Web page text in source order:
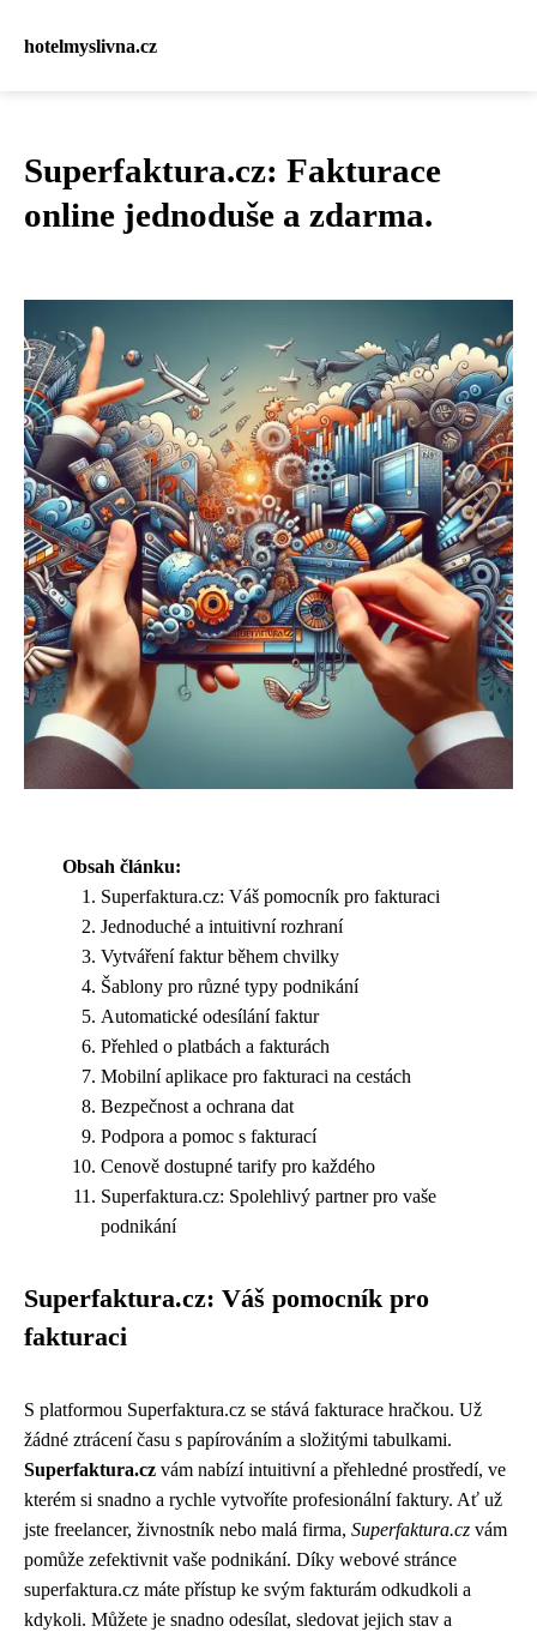
hotelmyslivna.cz
Superfaktura.cz: Fakturace
online jednoduše a zdarma.
Obsah článku:
Superfaktura.cz: Váš pomocník pro fakturaci
Jednoduché a intuitivní rozhraní
Vytváření faktur během chvilky
Šablony pro různé typy podnikání
Automatické odesílání faktur
Přehled o platbách a fakturách
Mobilní aplikace pro fakturaci na cestách
Bezpečnost a ochrana dat
Podpora a pomoc s fakturací
Cenově dostupné tarify pro každého
Superfaktura.cz: Spolehlivý partner pro vaše
podnikání
Superfaktura.cz: Váš pomocník pro
fakturaci
S platformou Superfaktura.cz se stává fakturace hračkou. Už
žádné ztrácení času s papírováním a složitými tabulkami.
Superfaktura.cz vám nabízí intuitivní a přehledné prostředí, ve
kterém si snadno a rychle vytvoříte profesionální faktury. Ať už
jste freelancer, živnostník nebo malá firma, Superfaktura.cz vám
pomůže zefektivnit vaše podnikání. Díky webové stránce
superfaktura.cz máte přístup ke svým fakturám odkudkoli a
kdykoli. Můžete je snadno odesílat, sledovat jejich stav a